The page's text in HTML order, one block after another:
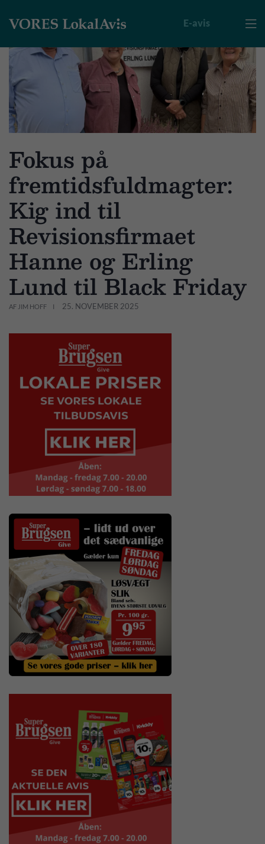

E-avis
Fokus på
fremtidsfuldmagter:
Kig ind til
Revisionsfirmaet
Hanne og Erling
Lund til Black Friday
AF JIM HOFF 25. NOVEMBER 2025